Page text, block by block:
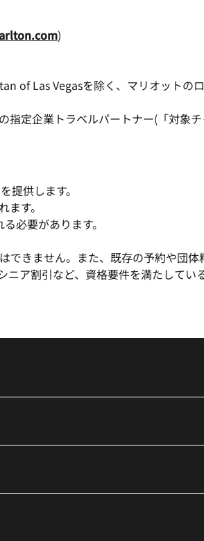
)
of Las Vegasを除く、マリオットの
定企業トラベルパートナー(「対象
提供します。
す。
必要があります。
きません。また、既存の予約や団
ア割引など、資格要件を満たしてい